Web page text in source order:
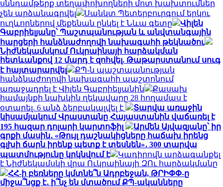
սննդամթերք տեղափոխողների մոտ խախտումներ
չեն արձանագրվել
Սանկտ Պետերբուրգում երկու
ուղևորներով մեքենան ընկել է Նևա գետը
Վիլեն
Գաբրիելյանը՝ Պաշտպանության և անվտանգային
հարցերի հանձնաժողովի նախագահի թեկնածու
Նիժնեկամսկում Ուկրաինայի հարձակման
հետևանքով 12 մարդ է զոհվել. Թաթարստանում սուգ
է հայտարարվել
ՔՊ-ն պաշտպանության
հանձնաժողովի նախագահի պաշտոնում
առաջադրել է Վիլեն Գաբրիելյանին
Քասախ
համայնքի նախկին ղեկավարը 28 հողամաս է
օտարել. 6 անձ ձերբակալվել է
Տարվա առաջին
կիսամյակում Վրաստանը Հայաստանին վաճառել է
195 հազար դոլարի կարտոֆիլ
Արմեն Այվազյանը՝ իր
գրքի մասին․ «Թույլ դաշնակիցները հաճախ իրենց
գլխի ճարն իրենք պետք է տեսնեն»․ 300 տարվա
պատմությունը կրկնվում է
Կադիրովն արձագանքել
է Նիժնեկամսկի վրա Ուկրաինայի ԶՈւ հարձակմանը
ՀՀ-ի բեռները կմտնե՞ն Ադրբեջան, ԹՐԻՓՓ-ը
միջա՞նցք է․ ի՞նչ են մտածում ՔՊ-ականները